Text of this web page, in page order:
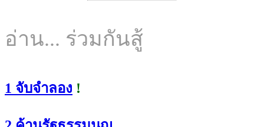
อ่าน... ร่วมกันสู้
1 จับจำลอง !